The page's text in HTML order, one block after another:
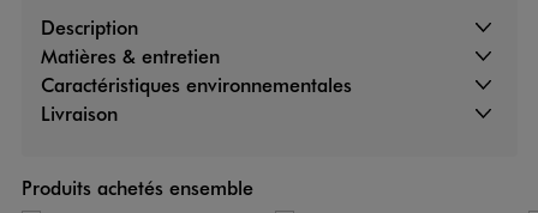
Description
Matières & entretien
Caractéristiques environnementales
Livraison
Produits achetés ensemble